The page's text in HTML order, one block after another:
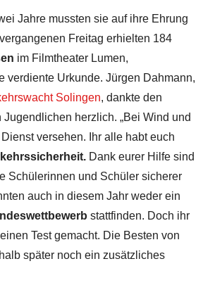
Jahre mussten sie auf ihre Ehrung
Freitag erhielten 184
im Filmtheater Lumen,
verdiente Urkunde. Jürgen Dahmann,
Solingen, dankte den
herzlich. „Bei Wind und
versehen. Ihr alle habt euch
Dank eurer Hilfe sind
Schülerinnen und Schüler sicherer
auch in diesem Jahr weder ein
stattfinden. Doch ihr
Test gemacht. Die Besten von
später noch ein zusätzliches